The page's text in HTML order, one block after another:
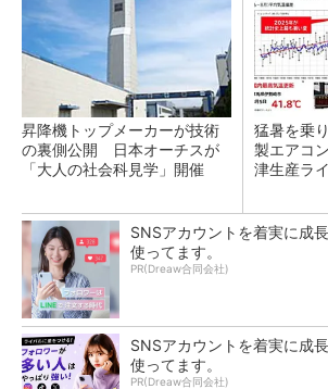
昇降機トップメーカーが技術
の裏側公開 日本オーチスが
「大人の社会科見学」開催
猛暑を乗
製エアコ
津生産ラ
SNSアカウントを着実に成
使ってます。
PR(Dreaw合同会社)
SNSアカウントを着実に成
使ってます。
PR(Dreaw合同会社)